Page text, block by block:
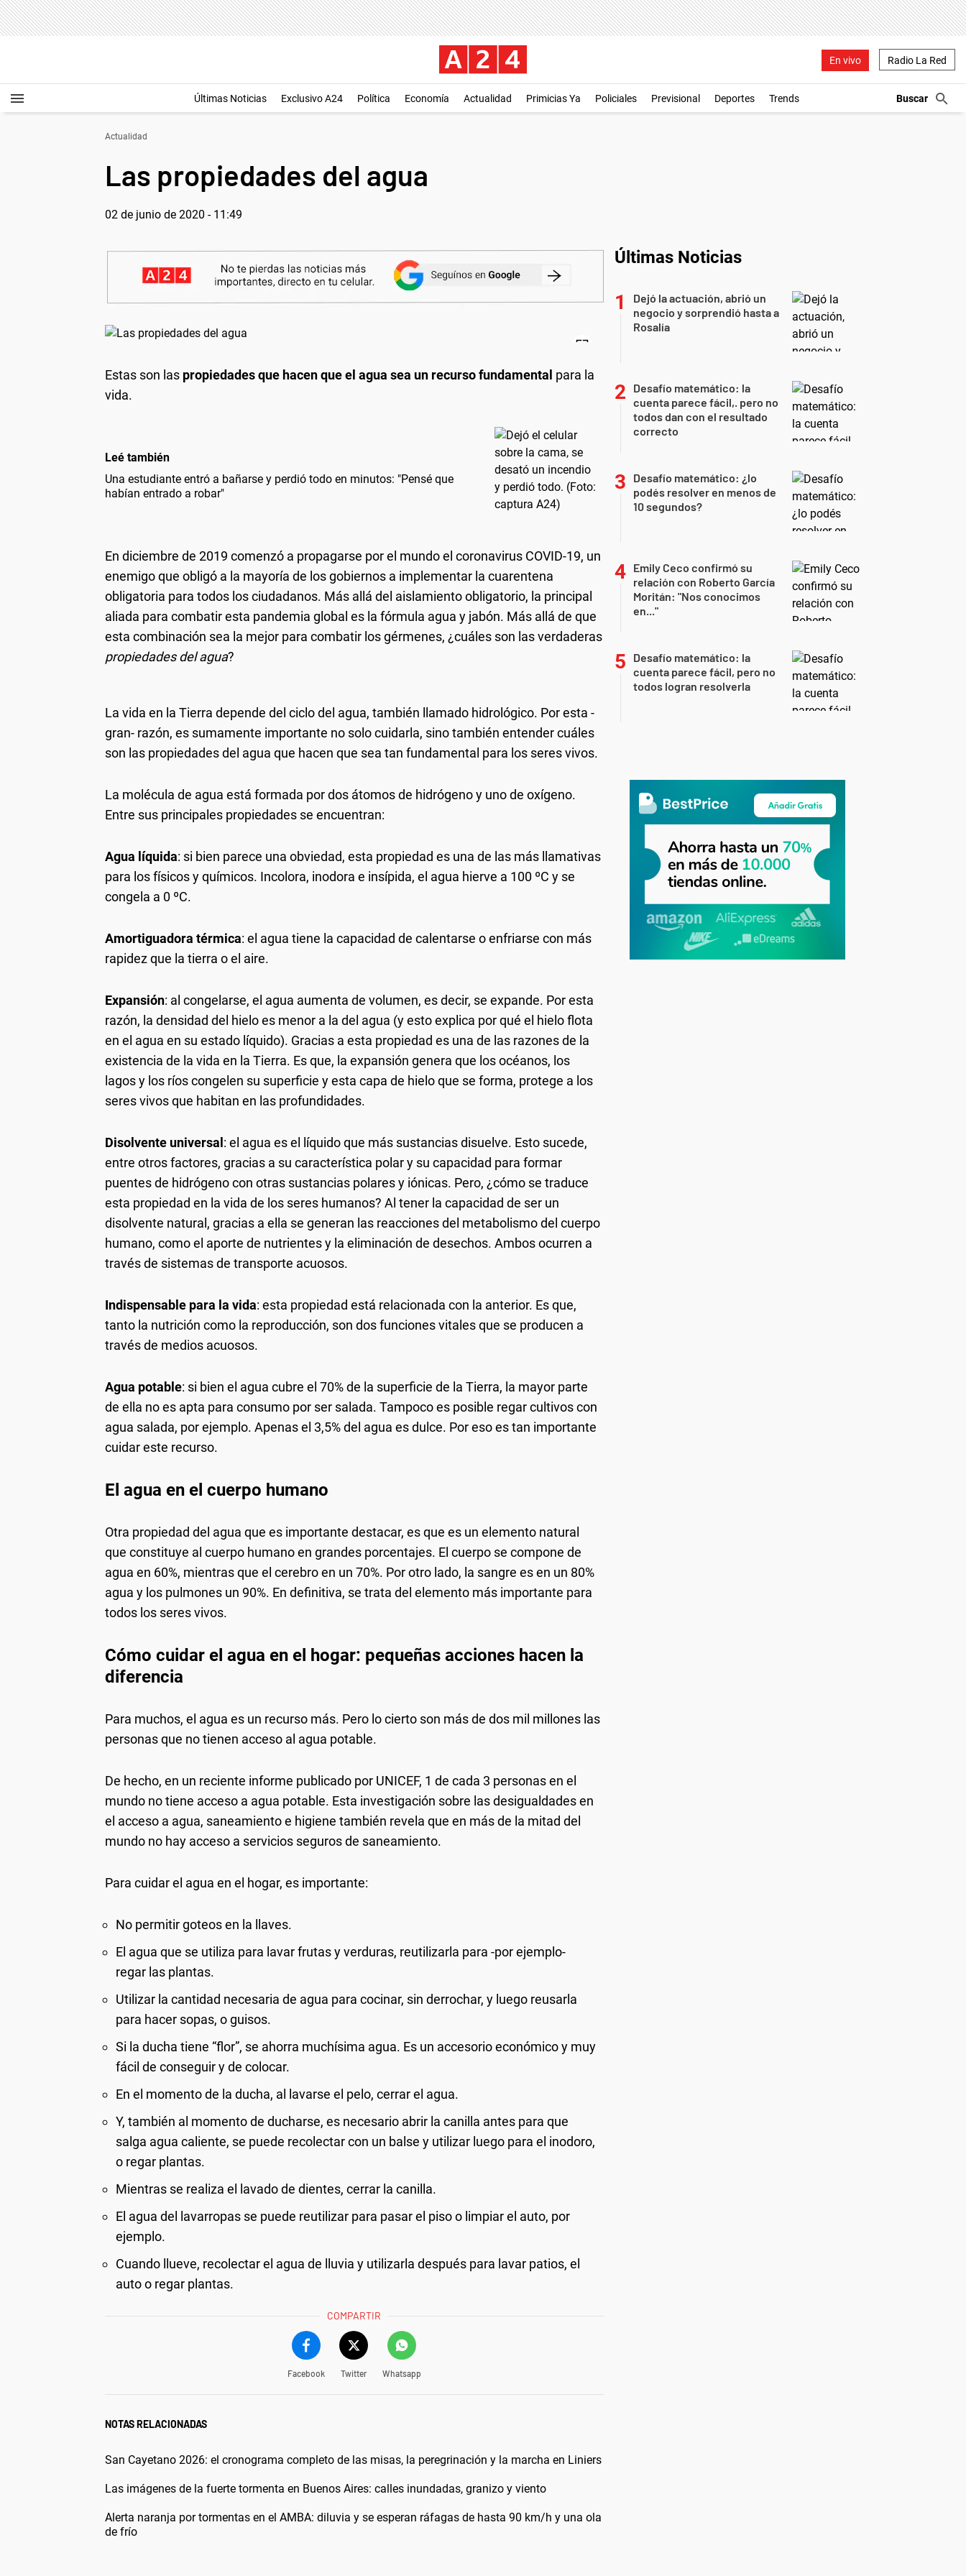
En vivo Radio La Red
Últimas Noticias Exclusivo A24 Política Economía Actualidad Primicias Ya Policiales Previsional Deportes Trends
Actualidad
Las propiedades del agua
02 de junio de 2020 - 11:49
Estas son las propiedades que hacen que el agua sea un recurso fundamental para la
vida.
Leé también
Una estudiante entró a bañarse y perdió todo en minutos: "Pensé que
habían entrado a robar"
En diciembre de 2019 comenzó a propagarse por el mundo el coronavirus COVID-19, un
enemigo que obligó a la mayoría de los gobiernos a implementar la cuarentena
obligatoria para todos los ciudadanos. Más allá del aislamiento obligatorio, la principal
aliada para combatir esta pandemia global es la fórmula agua y jabón. Más allá de que
esta combinación sea la mejor para combatir los gérmenes, ¿cuáles son las verdaderas
propiedades del agua?
La vida en la Tierra depende del ciclo del agua, también llamado hidrológico. Por esta -
gran- razón, es sumamente importante no solo cuidarla, sino también entender cuáles
son las propiedades del agua que hacen que sea tan fundamental para los seres vivos.
La molécula de agua está formada por dos átomos de hidrógeno y uno de oxígeno.
Entre sus principales propiedades se encuentran:
Agua líquida: si bien parece una obviedad, esta propiedad es una de las más llamativas
para los físicos y químicos. Incolora, inodora e insípida, el agua hierve a 100 ºC y se
congela a 0 ºC.
Amortiguadora térmica: el agua tiene la capacidad de calentarse o enfriarse con más
rapidez que la tierra o el aire.
Expansión: al congelarse, el agua aumenta de volumen, es decir, se expande. Por esta
razón, la densidad del hielo es menor a la del agua (y esto explica por qué el hielo flota
en el agua en su estado líquido). Gracias a esta propiedad es una de las razones de la
existencia de la vida en la Tierra. Es que, la expansión genera que los océanos, los
lagos y los ríos congelen su superficie y esta capa de hielo que se forma, protege a los
seres vivos que habitan en las profundidades.
Disolvente universal: el agua es el líquido que más sustancias disuelve. Esto sucede,
entre otros factores, gracias a su característica polar y su capacidad para formar
puentes de hidrógeno con otras sustancias polares y iónicas. Pero, ¿cómo se traduce
esta propiedad en la vida de los seres humanos? Al tener la capacidad de ser un
disolvente natural, gracias a ella se generan las reacciones del metabolismo del cuerpo
humano, como el aporte de nutrientes y la eliminación de desechos. Ambos ocurren a
través de sistemas de transporte acuosos.
Indispensable para la vida: esta propiedad está relacionada con la anterior. Es que,
tanto la nutrición como la reproducción, son dos funciones vitales que se producen a
través de medios acuosos.
Agua potable: si bien el agua cubre el 70% de la superficie de la Tierra, la mayor parte
de ella no es apta para consumo por ser salada. Tampoco es posible regar cultivos con
agua salada, por ejemplo. Apenas el 3,5% del agua es dulce. Por eso es tan importante
cuidar este recurso.
El agua en el cuerpo humano
Otra propiedad del agua que es importante destacar, es que es un elemento natural
que constituye al cuerpo humano en grandes porcentajes. El cuerpo se compone de
agua en 60%, mientras que el cerebro en un 70%. Por otro lado, la sangre es en un 80%
agua y los pulmones un 90%. En definitiva, se trata del elemento más importante para
todos los seres vivos.
Cómo cuidar el agua en el hogar: pequeñas acciones hacen la
diferencia
Para muchos, el agua es un recurso más. Pero lo cierto son más de dos mil millones las
personas que no tienen acceso al agua potable.
De hecho, en un reciente informe publicado por UNICEF, 1 de cada 3 personas en el
mundo no tiene acceso a agua potable. Esta investigación sobre las desigualdades en
el acceso a agua, saneamiento e higiene también revela que en más de la mitad del
mundo no hay acceso a servicios seguros de saneamiento.
Para cuidar el agua en el hogar, es importante:
No permitir goteos en la llaves.
El agua que se utiliza para lavar frutas y verduras, reutilizarla para -por ejemplo-
regar las plantas.
Utilizar la cantidad necesaria de agua para cocinar, sin derrochar, y luego reusarla
para hacer sopas, o guisos.
Si la ducha tiene “flor”, se ahorra muchísima agua. Es un accesorio económico y muy
fácil de conseguir y de colocar.
En el momento de la ducha, al lavarse el pelo, cerrar el agua.
Y, también al momento de ducharse, es necesario abrir la canilla antes para que
salga agua caliente, se puede recolectar con un balse y utilizar luego para el inodoro,
o regar plantas.
Mientras se realiza el lavado de dientes, cerrar la canilla.
El agua del lavarropas se puede reutilizar para pasar el piso o limpiar el auto, por
ejemplo.
Cuando llueve, recolectar el agua de lluvia y utilizarla después para lavar patios, el
auto o regar plantas.
COMPARTIR
Facebook Twitter Whatsapp
NOTAS RELACIONADAS
San Cayetano 2026: el cronograma completo de las misas, la peregrinación y la marcha en Liniers
Las imágenes de la fuerte tormenta en Buenos Aires: calles inundadas, granizo y viento
Alerta naranja por tormentas en el AMBA: diluvia y se esperan ráfagas de hasta 90 km/h y una ola
de frío
Últimas Noticias
Dejó la actuación, abrió un
negocio y sorprendió hasta a
Rosalía
Desafío matemático: la
cuenta parece fácil,. pero no
todos dan con el resultado
correcto
Desafío matemático: ¿lo
podés resolver en menos de
10 segundos?
Emily Ceco confirmó su
relación con Roberto García
Moritán: "Nos conocimos
en..."
Desafío matemático: la
cuenta parece fácil, pero no
todos logran resolverla